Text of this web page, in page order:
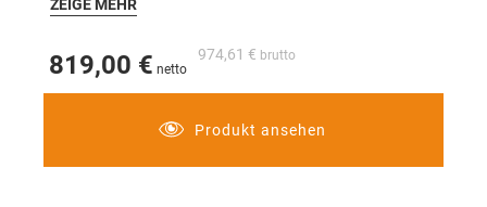
Pro:Centric Cloud, Smart, V, Direct und Server
Web Browser
Soft AP
Smart Home
SmartShare, ScreenShare
LG Sound Sync
ZEIGE MEHR
974,61 €
819,00 €
Produkt ansehen